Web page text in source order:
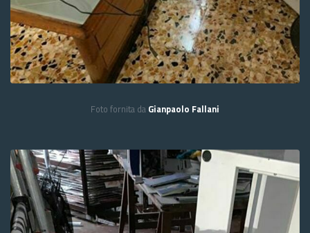
Foto fornita da Gianpaolo Fallani